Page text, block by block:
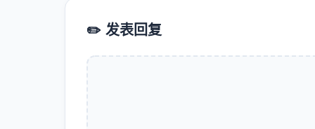
✏️ 发表回复